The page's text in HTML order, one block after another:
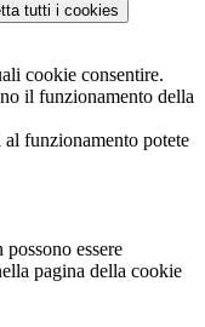
tutti i cookies
cookie consentire.
il funzionamento della
al funzionamento potete
essere
pagina della cookie